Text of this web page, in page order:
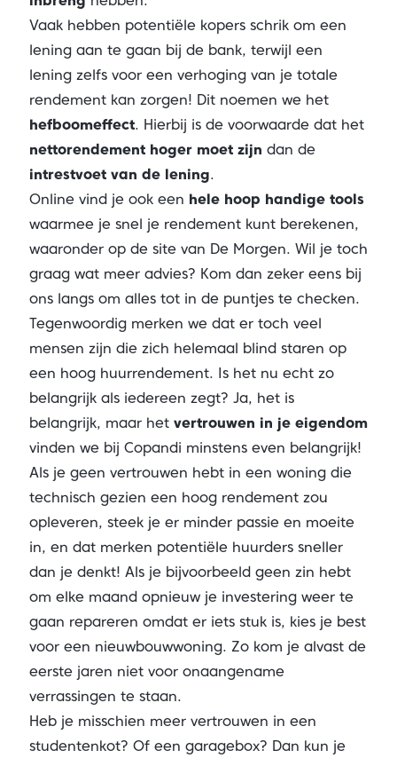
Vaak hebben potentiële kopers schrik om een
lening aan te gaan bij de bank, terwijl een
lening zelfs voor een verhoging van je totale
rendement kan zorgen! Dit noemen we het
hefboomeffect. Hierbij is de voorwaarde dat het
nettorendement hoger moet zijn dan de
intrestvoet van de lening.
Online vind je ook een hele hoop handige tools
waarmee je snel je rendement kunt berekenen,
waaronder op de site van De Morgen. Wil je toch
graag wat meer advies? Kom dan zeker eens bij
ons langs om alles tot in de puntjes te checken.
Tegenwoordig merken we dat er toch veel
mensen zijn die zich helemaal blind staren op
een hoog huurrendement. Is het nu echt zo
belangrijk als iedereen zegt? Ja, het is
belangrijk, maar het vertrouwen in je eigendom
vinden we bij Copandi minstens even belangrijk!
Als je geen vertrouwen hebt in een woning die
technisch gezien een hoog rendement zou
opleveren, steek je er minder passie en moeite
in, en dat merken potentiële huurders sneller
dan je denkt! Als je bijvoorbeeld geen zin hebt
om elke maand opnieuw je investering weer te
gaan repareren omdat er iets stuk is, kies je best
voor een nieuwbouwwoning. Zo kom je alvast de
eerste jaren niet voor onaangename
verrassingen te staan.
Heb je misschien meer vertrouwen in een
studentenkot? Of een garagebox? Dan kun je